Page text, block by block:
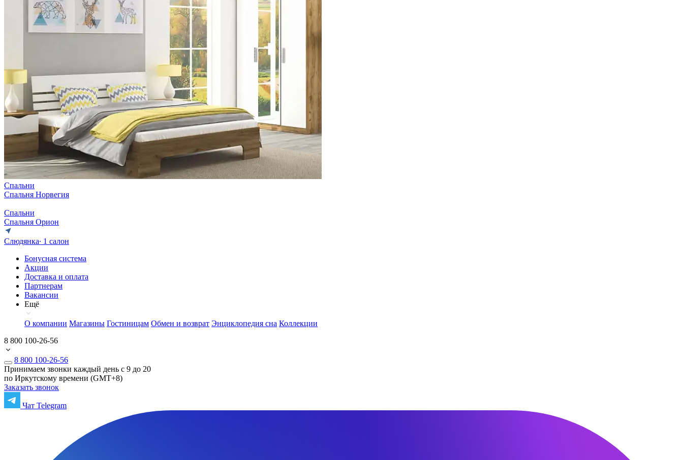
Спальни
Спальня Норвегия
Спальни
Спальня Орион
Слюдянка∙ 1 салон
Бонусная система
Акции
Доставка и оплата
Партнерам
Вакансии
Ещё
О компании Магазины Гостиницам Обмен и возврат Энциклопедия сна Коллекции
8 800 100-26-56
8 800 100-26-56
Принимаем звонки каждый день с 9 до 20
по Иркутскому времени (GMT+8)
Заказать звонок
Чат Telegram